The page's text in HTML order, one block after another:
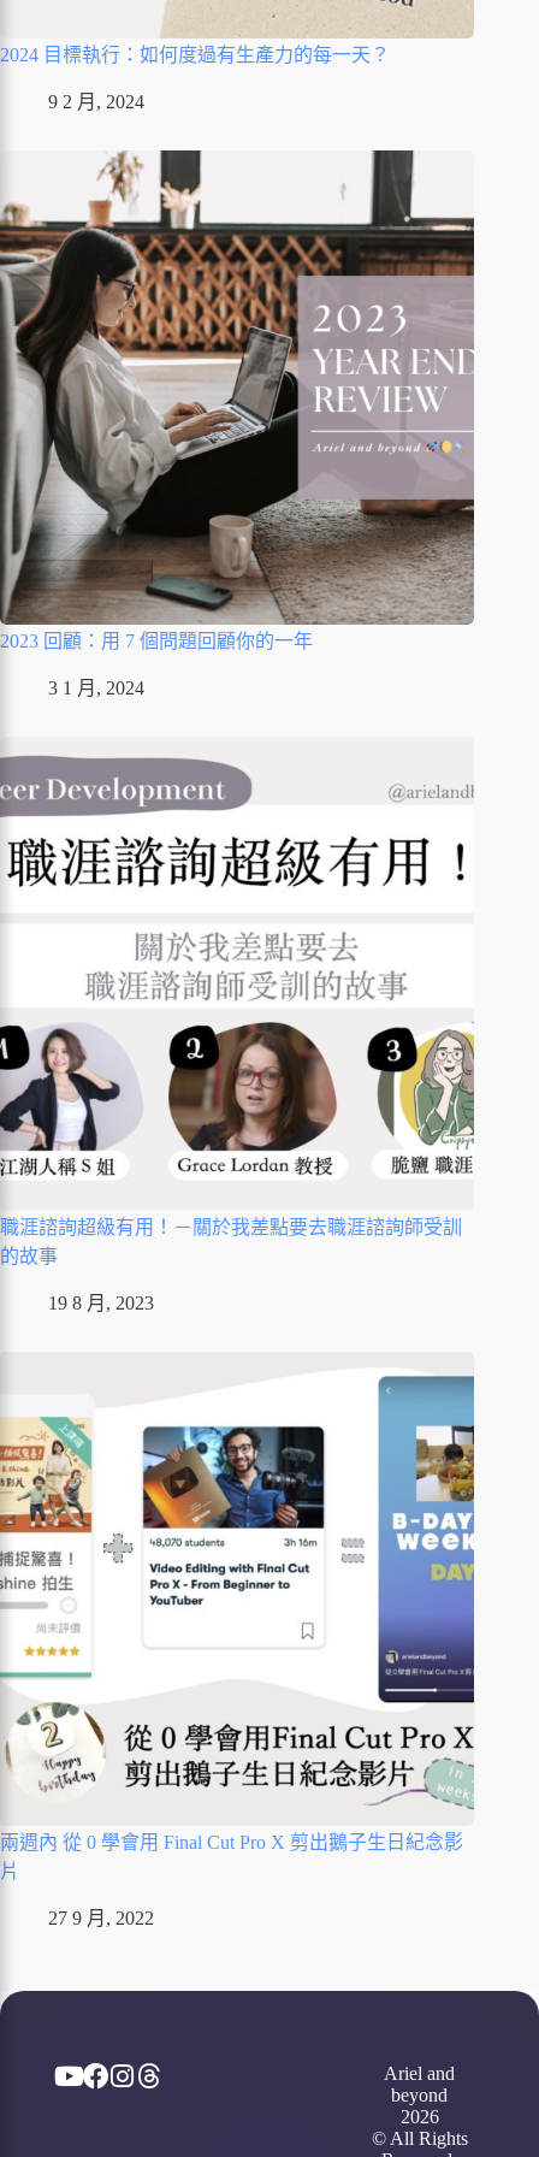
2024 目標執行：如何度過有生產力的每一天？
9 2 月, 2024
2023 回顧：用 7 個問題回顧你的一年
3 1 月, 2024
職涯諮詢超級有用！－關於我差點要去職涯諮詢師受訓
的故事
19 8 月, 2023
兩週內 從 0 學會用 Final Cut Pro X 剪出鵝子生日紀念影
片
27 9 月, 2022
Ariel and
beyond
2026
© All Rights